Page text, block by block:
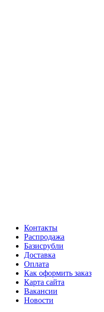
Контакты
Распродажа
Базисрубли
Доставка
Оплата
Как оформить заказ
Карта сайта
Вакансии
Новости